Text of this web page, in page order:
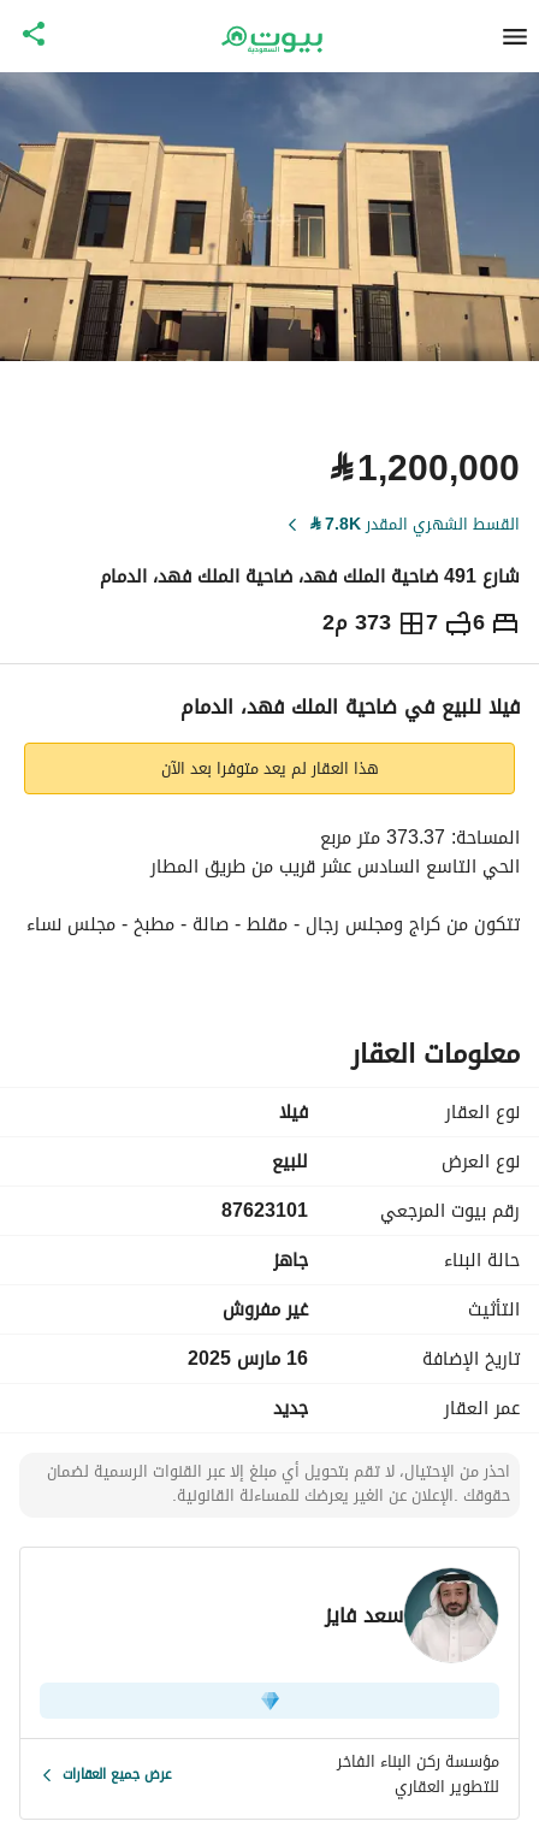
⃁1,200,000
القسط الشهري المقدر7.8K
⃁
شارع 491 ضاحية الملك فهد، ضاحية الملك فهد، الدمام
6
7 373 م2 ⃁
1,200,000
التفاصيل معلومات ترخيص الإعلان
فيلا للبيع في ضاحية الملك فهد، الدمام
هذا العقار لم يعد متوفرا بعد الآن
المساحة: 373.37 متر مربع
الحي التاسع السادس عشر قريب من طريق المطار
معلومات العقار
نوع العقار
فیلا
نوع العرض
للبيع
رقم بيوت المرجعي
87623101
حالة البناء
جاهز
التأثيث
غير مفروش
تاريخ الإضافة
16 مارس 2025
عمر العقار
جديد
احذر من الإحتيال، لا تقم بتحويل أي مبلغ إلا عبر القنوات الرسمية لضمان
حقوقك .الإعلان عن الغير يعرضك للمساءلة القانونية.
سعد فايز
مؤسسة ركن البناء الفاخر
للتطوير العقاري عرض جميع العقارات